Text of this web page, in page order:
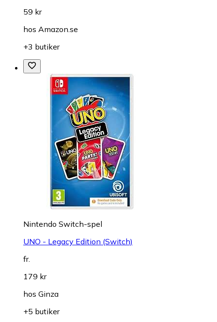
59 kr
hos Amazon.se
+3 butiker
Nintendo Switch-spel
UNO - Legacy Edition (Switch)
fr.
179 kr
hos Ginza
+5 butiker